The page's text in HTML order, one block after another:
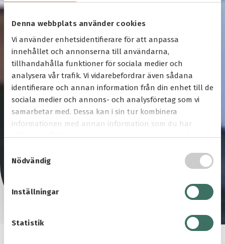
Denna webbplats använder cookies
Vi använder enhetsidentifierare för att anpassa
innehållet och annonserna till användarna,
tillhandahålla funktioner för sociala medier och
analysera vår trafik. Vi vidarebefordrar även sådana
identifierare och annan information från din enhet till de
sociala medier och annons- och analysföretag som vi
samarbetar med. Dessa kan i sin tur kombinera
informationen med annan information som du har
tillhandahållit eller som de har samlat in när du har
t
Nödvändig
Inställningar
Statistik
Rullstoltrapphiss 320 för